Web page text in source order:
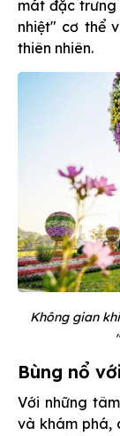
mát đặc
nhiệt" cơ thể
thiên nhiên.
Không gian
Bùng nổ
Với những
và khám phá,